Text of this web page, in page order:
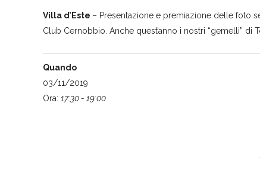
Villa d’Este – Presentazione e premiazione delle foto
Club Cernobbio. Anche quest’anno i nostri “gemelli” di
Quando
03/11/2019
Ora: 17:30 - 19:00